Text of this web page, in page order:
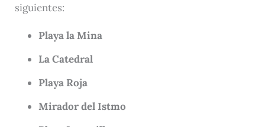
siguientes:
Playa la Mina
La Catedral
Playa Roja
Mirador del Istmo